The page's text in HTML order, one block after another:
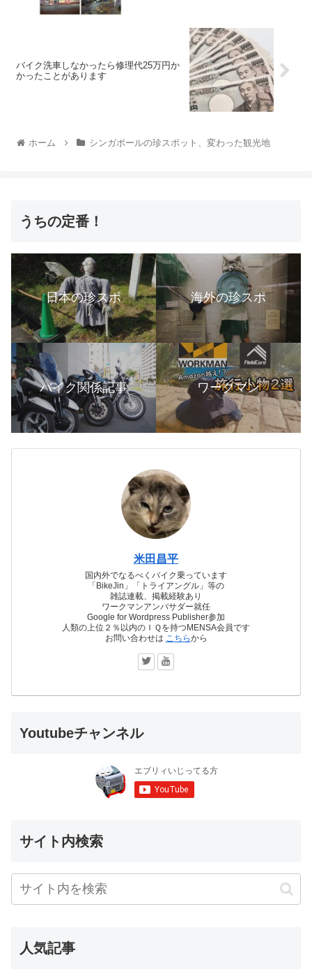
バイク洗車しなかったら修理代25万円か
かったことがあります
ホーム シンガポールの珍スポット、変わった観光地
うちの定番！
日本の珍スポ 海外の珍スポ
バイク関係記事 ワークマン
米田昌平
国内外でなるべくバイク乗っています
「BikeJin」「トライアングル」等の
雑誌連載、掲載経験あり
ワークマンアンバサダー就任
Google for Wordpress Publisher参加
人類の上位２％以内のＩＱを持つMENSA会員です
お問い合わせは こちらから
Youtubeチャンネル
サイト内検索
人気記事